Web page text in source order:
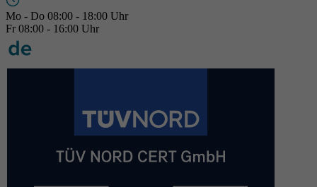
Mo - Do 08:00 - 18:00 Uhr
Fr 08:00 - 16:00 Uhr